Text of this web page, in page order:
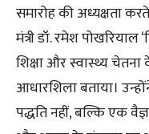
समारोह की अध्यक्षता करते
मंत्री डॉ. रमेश पोखरियाल
शिक्षा और स्वास्थ्य चेतना
आधारशिला बताया।
पद्धति नहीं, बल्कि एक